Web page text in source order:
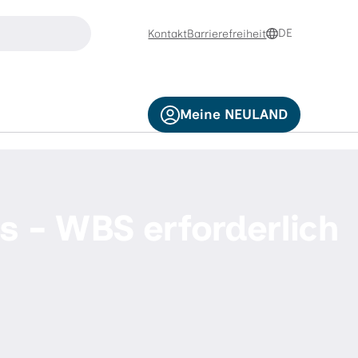
die Pfeiltasten nach oben und nach unten zur
KontaktBarrierefreiheit DE
Meine NEULAND